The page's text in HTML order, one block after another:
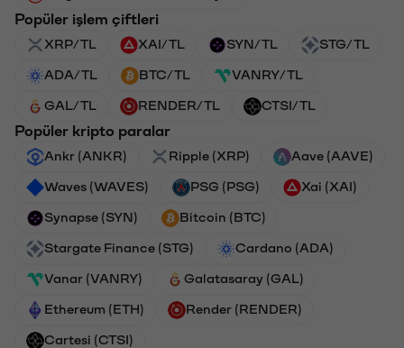
Popüler işlem çiftleri
XRP/TL XAI/TL SYN/TL STG/TL
ADA/TL BTC/TL VANRY/TL
GAL/TL RENDER/TL CTSI/TL
Popüler kripto paralar
Ankr (ANKR) Ripple (XRP) Aave (AAVE)
Waves (WAVES) PSG (PSG) Xai (XAI)
Synapse (SYN) Bitcoin (BTC)
Stargate Finance (STG) Cardano (ADA)
Vanar (VANRY) Galatasaray (GAL)
Ethereum (ETH) Render (RENDER)
Cartesi (CTSI)